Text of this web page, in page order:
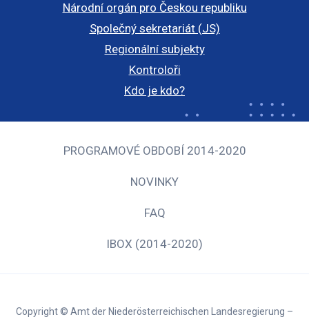
Národní orgán pro Českou republiku
Společný sekretariát (JS)
Regionální subjekty
Kontroloři
Kdo je kdo?
PROGRAMOVÉ OBDOBÍ 2014-2020
NOVINKY
FAQ
IBOX (2014-2020)
Copyright © Amt der Niederösterreichischen Landesregierung –